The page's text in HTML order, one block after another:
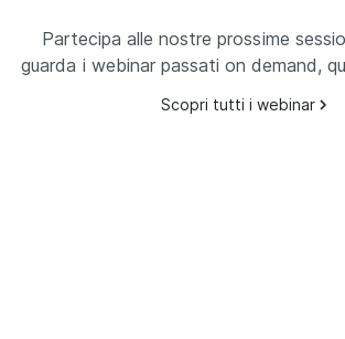
Partecipa alle nostre prossime
guarda i webinar passati on demand,
Scopri tutti i webinar